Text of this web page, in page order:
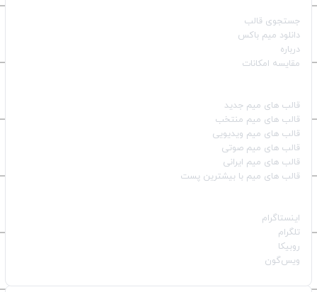
جستجوی قالب
دانلود میم باکس
درباره
مقایسه امکانات
قالب‌ های میم جدید
قالب‌ های میم منتخب
قالب‌ های میم ویدیویی
قالب‌ های میم صوتی
قالب‌ های میم ایرانی
قالب‌ های میم با بیشترین پست
اینستاگرام
تلگرام
روبیکا
ویس‌گون